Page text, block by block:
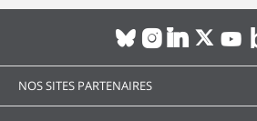
NOS SITES PARTENAIRES